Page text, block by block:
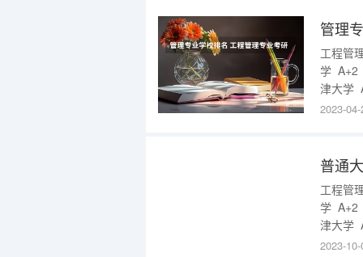
管理
工程管
学 A+2
津大学
工业大
2023-
普通
工程管
学 A+2
津大学
工业大
2023-